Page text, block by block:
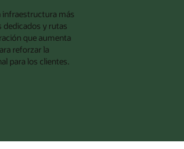
infraestructura más
y rutas
que aumenta
reforzar la
para los clientes.